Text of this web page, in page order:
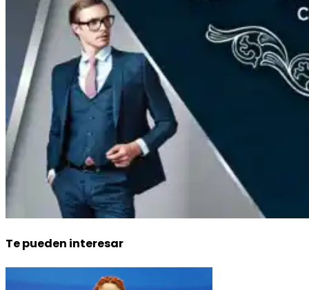
Te pueden interesar